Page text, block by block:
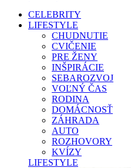
CELEBRITY
LIFESTYLE
CHUDNUTIE
CVIČENIE
PRE ŽENY
INŠPIRÁCIE
SEBAROZVOJ
VOĽNÝ ČAS
RODINA
DOMÁCNOSŤ
ZÁHRADA
AUTO
ROZHOVORY
KVÍZY
LIFESTYLE